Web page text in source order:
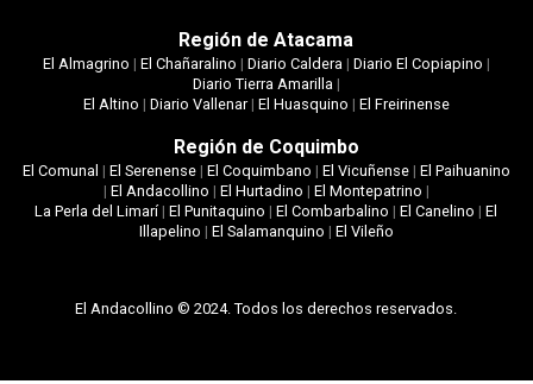
Región de Atacama
El Almagrino | El Chañaralino | Diario Caldera| Diario El Copiapino |
Diario Tierra Amarilla|
El Altino | Diario Vallenar| El Huasquino | El Freirinense
Región de Coquimbo
El Comunal | El Serenense| El Coquimbano | El Vicuñense| El Paihuanino
| El Andacollino | El Hurtadino | El Montepatrino |
La Perla del Limarí|El Punitaquino |El Combarbalino |El Canelino |El
Illapelino | El Salamanquino | El Vileño
El Andacollino © 2024. Todos los derechos reservados.